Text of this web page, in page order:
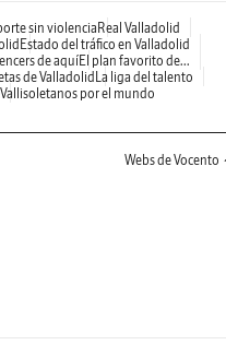
sin violenciaReal Valladolid
Estado del tráfico en Valladolid
de aquíEl plan favorito de...
de ValladolidLa liga del talento
Vallisoletanos por el mundo
Webs de Vocento